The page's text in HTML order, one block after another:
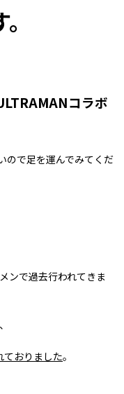
コラボ
ので足を運んでみてくだ
ンで過去行われてきま
ておりました。